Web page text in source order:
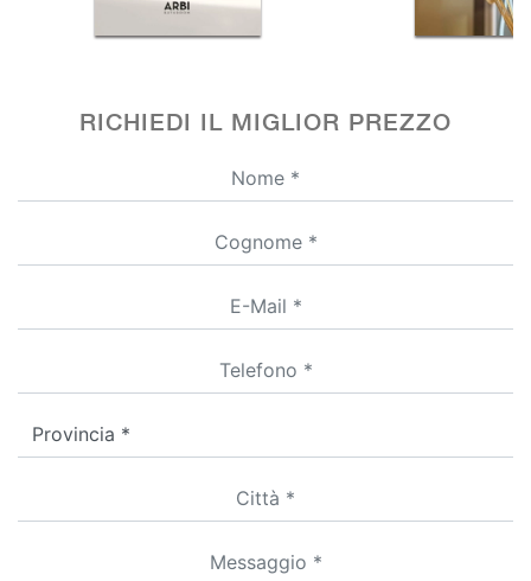
RICHIEDI IL MIGLIOR PREZZO